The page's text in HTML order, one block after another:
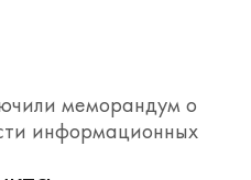
меморандум о
информационных